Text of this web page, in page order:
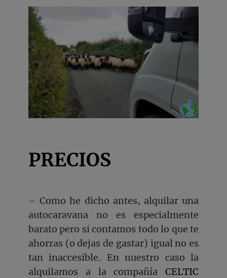
PRECIOS
– Como he dicho antes, alquilar una
autocaravana no es especialmente
barato pero si contamos todo lo que te
ahorras (o dejas de gastar) igual no es
tan inaccesible. En nuestro caso la
alquilamos a la compañía CELTIC